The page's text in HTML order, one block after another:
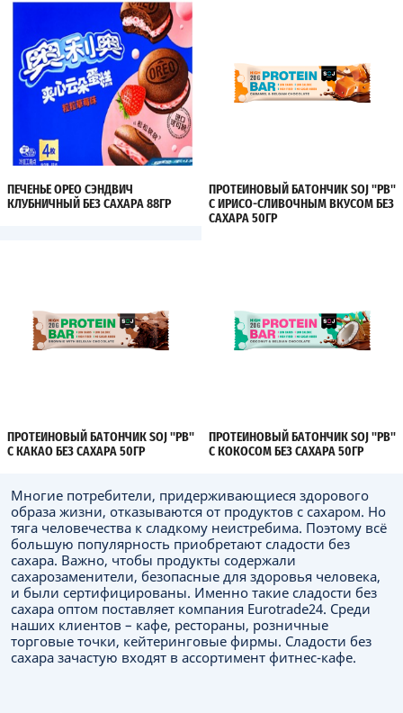
ПЕЧЕНЬЕ ОРЕО СЭНДВИЧ
КЛУБНИЧНЫЙ БЕЗ САХАРА 88ГР
ПРОТЕИНОВЫЙ БАТОНЧИК SOJ "PB"
С ИРИСО-СЛИВОЧНЫМ ВКУСОМ БЕЗ
САХАРА 50ГР
ПРОТЕИНОВЫЙ БАТОНЧИК SOJ "PB"
С КАКАО БЕЗ САХАРА 50ГР
ПРОТЕИНОВЫЙ БАТОНЧИК SOJ "PB"
С КОКОСОМ БЕЗ САХАРА 50ГР
Многие потребители, придерживающиеся здорового
образа жизни, отказываются от продуктов с сахаром. Но
тяга человечества к сладкому неистребима. Поэтому всё
большую популярность приобретают сладости без
сахара. Важно, чтобы продукты содержали
сахарозаменители, безопасные для здоровья человека,
и были сертифицированы. Именно такие сладости без
сахара оптом поставляет компания Eurоtrade24. Среди
наших клиентов – кафе, рестораны, розничные
торговые точки, кейтеринговые фирмы. Сладости без
сахара зачастую входят в ассортимент фитнес-кафе.